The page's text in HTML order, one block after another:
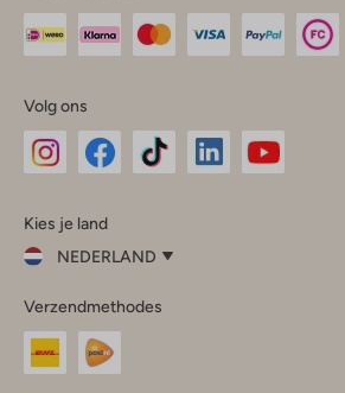
Volg ons
InstagramFacebook
Kies je land
NEDERLAND
je
land
Nederland
Verzendmethodes